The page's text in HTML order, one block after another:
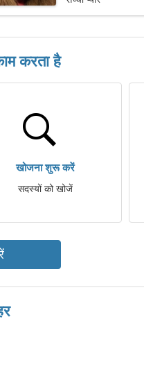
करता है
खोजना शुरू करें
सदस्यों को खोजें